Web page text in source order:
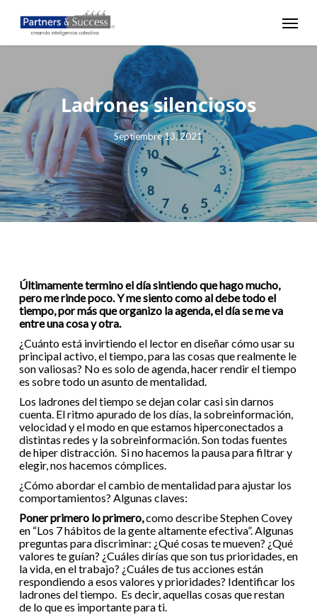
main
content
Menu
Ladrones silenciosos
Septiembre 13, 2021
Últimamente termino el día sintiendo que hago mucho,
pero me rinde poco. Y me siento como al debe todo el
tiempo, por más que organizo la agenda, el día se me va
entre una cosa y otra.
¿Cuánto está invirtiendo el lector en diseñar cómo usar su
principal activo, el tiempo, para las cosas que realmente le
son valiosas? No es solo de agenda, hacer rendir el tiempo
es sobre todo un asunto de mentalidad.
Los ladrones del tiempo se dejan colar casi sin darnos
cuenta. El ritmo apurado de los días, la sobreinformación,
velocidad y el modo en que estamos hiperconectados a
distintas redes y la sobreinformación. Son todas fuentes
de hiper distracción. Si no hacemos la pausa para filtrar y
elegir, nos hacemos cómplices.
¿Cómo abordar el cambio de mentalidad para ajustar los
comportamientos? Algunas claves:
Poner primero lo primero,como describe Stephen Covey
en “Los 7 hábitos de la gente altamente efectiva”. Algunas
preguntas para discriminar: ¿Qué cosas te mueven? ¿Qué
valores te guían? ¿Cuáles dirías que son tus prioridades, en
la vida, en el trabajo? ¿Cuáles de tus acciones están
respondiendo a esos valores y prioridades? Identificar los
ladrones del tiempo. Es decir, aquellas cosas que restan
de lo que es importante para ti.